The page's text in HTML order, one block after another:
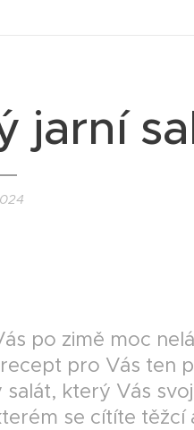
jarní
po zimě moc
pro Vás ten
který Vás
se cítíte těžcí